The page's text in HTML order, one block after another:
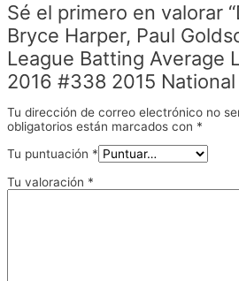
Sé el primero en valorar
Bryce Harper, Paul
League Batting Average
2016 #338 2015 National
Tu dirección de correo electrónico no
obligatorios están marcados con *
Tu puntuación *
Tu valoración *